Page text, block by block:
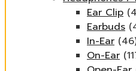
Ear Clip
Earbuds
In-Ear
On-Ear